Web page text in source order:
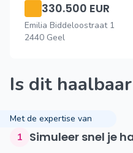
330.500 EUR
Emilia Biddeloostraat 1
2440 Geel
Is dit
Met de expertise van
1 Simuleer snel je